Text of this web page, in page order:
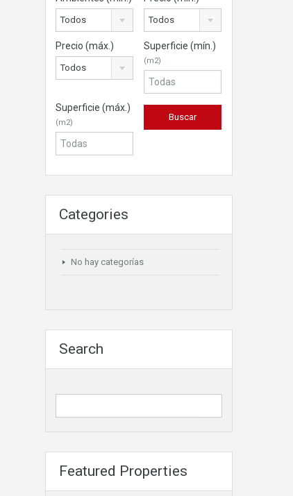
Todos Todos
Precio (máx.)
Todos
Superficie (mín.)
(m2)
Superficie (máx.)
(m2)
Categories
No hay categorías
Search
Featured Properties